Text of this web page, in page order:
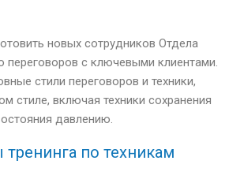
новых сотрудников Отдела
с ключевыми клиентами.
стили переговоров и техники,
стиле, включая техники сохранения
давлению.
по техникам